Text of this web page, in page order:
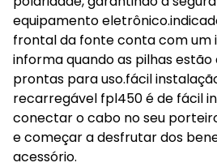
equipamento
frontal da fonte conta com um
informa quando as pilhas
prontas para uso.fácil
recarregável fpl450 é de fácil
conectar o cabo no seu
e começar a desfrutar dos
acessório.